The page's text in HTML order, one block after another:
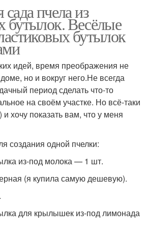
пчела из
бутылок. Весёлые
бутылок
идей, время преображения не
но и вокруг него.Не всегда
период сделать что-то
на своём участке. Но всё-таки
хочу показать вам, что у меня
создания одной пчелки:
из-под молока — 1 шт.
(я купила самую дешевую).
для крылышек из-под лимонада